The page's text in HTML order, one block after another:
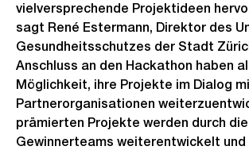
vielversprechende Projektideen
sagt René Estermann, Direktor des
Gesundheitsschutzes der Stadt
Anschluss an den Hackathon haben
Möglichkeit, ihre Projekte im Dialog
Partnerorganisationen
prämierten Projekte werden durch die
Gewinnerteams weiterentwickelt